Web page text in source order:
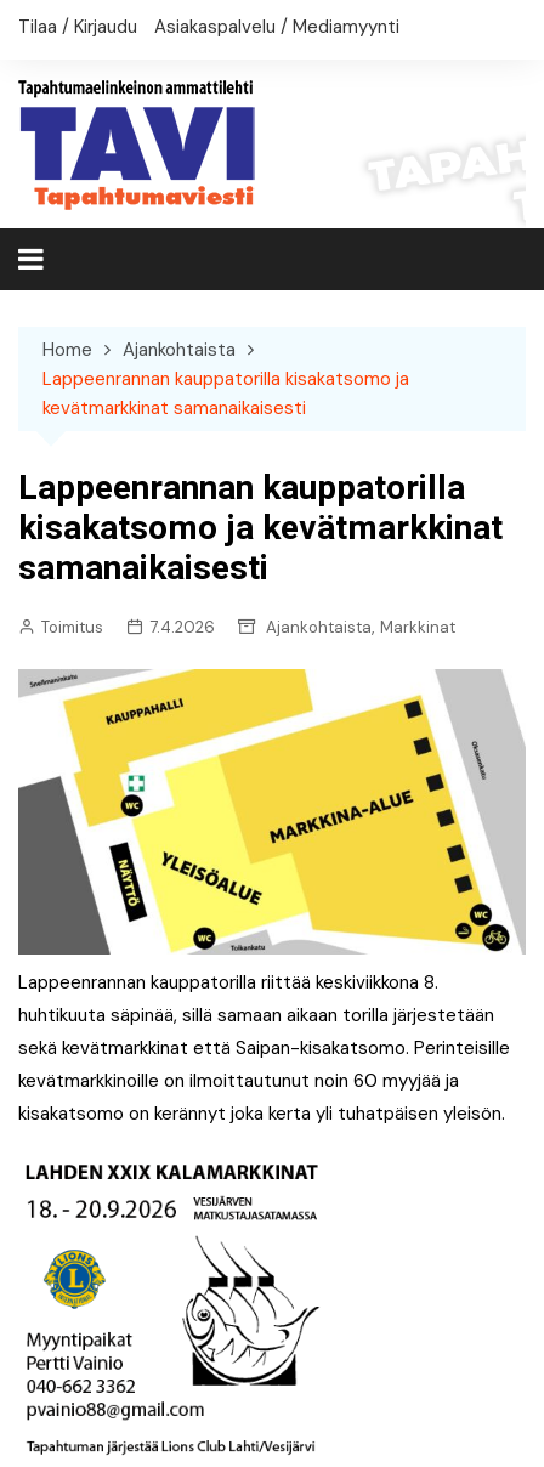
Skip
Tilaa / Kirjaudu Asiakaspalvelu / Mediamyynti
Home
Ajankohtaista
Lappeenrannan kauppatorilla kisakatsomo ja
kevätmarkkinat samanaikaisesti
Lappeenrannan kauppatorilla
kisakatsomo ja kevätmarkkinat
samanaikaisesti
Toimitus 7.4.2026 Ajankohtaista, Markkinat
Lappeenrannan kauppatorilla riittää keskiviikkona 8.
huhtikuuta säpinää, sillä samaan aikaan torilla järjestetään
sekä kevätmarkkinat että Saipan-kisakatsomo. Perinteisille
kevätmarkkinoille on ilmoittautunut noin 60 myyjää ja
kisakatsomo on kerännyt joka kerta yli tuhatpäisen yleisön.